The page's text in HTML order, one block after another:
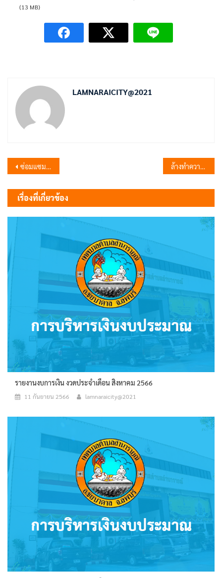
(13 MB)
LAMNARAICITY@2021
แนะแนว
เรื่อง
ซ่อมแซมถนน และปรับปรุงภูมิทัศน์ ซอยอู่ติ่ง หมู่ 1 ชัยนารายณ์ ล้างทำความสะอาดฟุตบาทสี่แยกตลาดลำนารายณ์
เรื่องที่เกี่ยวข้อง
รายงานงบการเงิน งวดประจำเดือน สิงหาคม 2566
11 กันยายน 2566 lamnaraicity@2021